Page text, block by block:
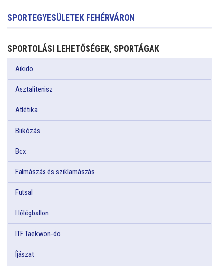
SPORTEGYESÜLETEK FEHÉRVÁRON
SPORTOLÁSI LEHETŐSÉGEK, SPORTÁGAK
Aikido
Asztalitenisz
Atlétika
Birkózás
Box
Falmászás és sziklamászás
Futsal
Hőlégballon
ITF Taekwon-do
Íjászat